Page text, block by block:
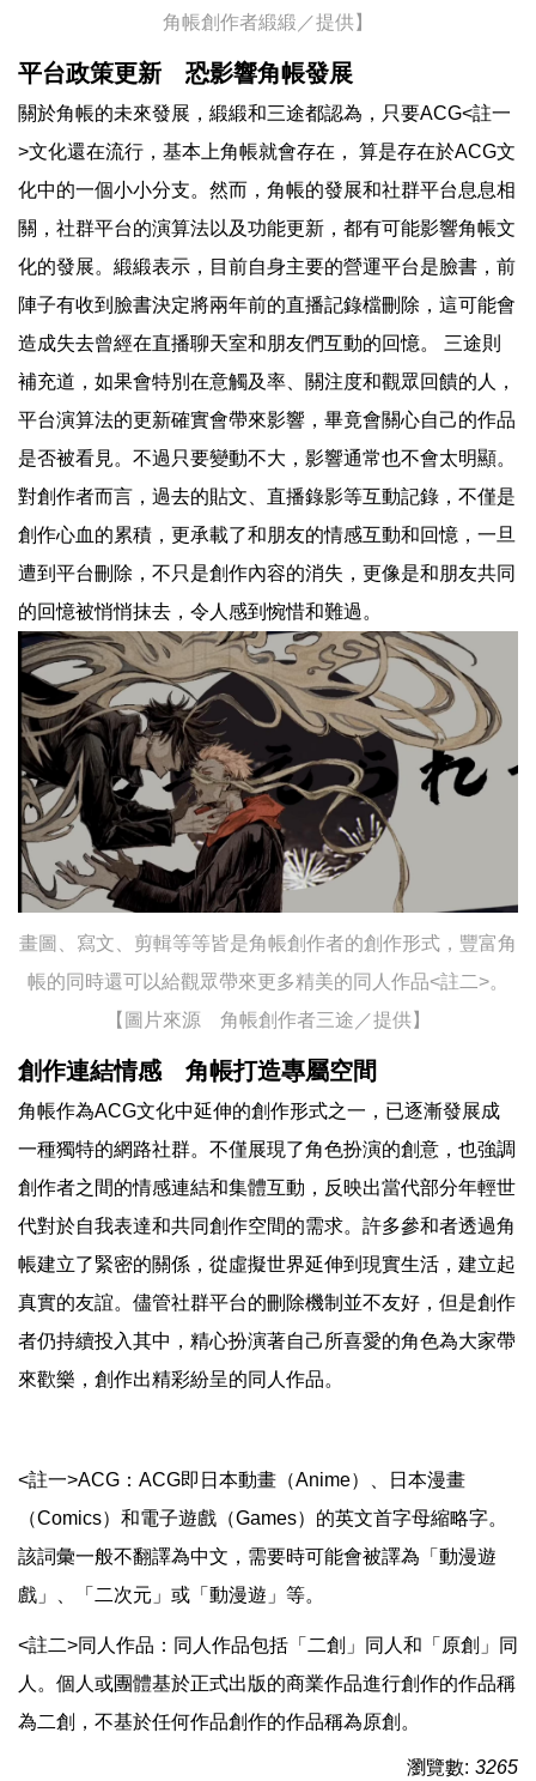
角帳創作者緞緞／提供】
平台政策更新 恐影響角帳發展
關於角帳的未來發展，緞緞和三途都認為，只要ACG<註一
>文化還在流行，基本上角帳就會存在， 算是存在於ACG文
化中的一個小小分支。然而，角帳的發展和社群平台息息相
關，社群平台的演算法以及功能更新，都有可能影響角帳文
化的發展。緞緞表示，目前自身主要的營運平台是臉書，前
陣子有收到臉書決定將兩年前的直播記錄檔刪除，這可能會
造成失去曾經在直播聊天室和朋友們互動的回憶。 三途則
補充道，如果會特別在意觸及率、關注度和觀眾回饋的人，
平台演算法的更新確實會帶來影響，畢竟會關心自己的作品
是否被看見。不過只要變動不大，影響通常也不會太明顯。
對創作者而言，過去的貼文、直播錄影等互動記錄，不僅是
創作心血的累積，更承載了和朋友的情感互動和回憶，一旦
遭到平台刪除，不只是創作內容的消失，更像是和朋友共同
的回憶被悄悄抹去，令人感到惋惜和難過。
畫圖、寫文、剪輯等等皆是角帳創作者的創作形式，豐富角
帳的同時還可以給觀眾帶來更多精美的同人作品<註二>。
【圖片來源 角帳創作者三途／提供】
創作連結情感 角帳打造專屬空間
角帳作為ACG文化中延伸的創作形式之一，已逐漸發展成
一種獨特的網路社群。不僅展現了角色扮演的創意，也強調
創作者之間的情感連結和集體互動，反映出當代部分年輕世
代對於自我表達和共同創作空間的需求。許多參和者透過角
帳建立了緊密的關係，從虛擬世界延伸到現實生活，建立起
真實的友誼。儘管社群平台的刪除機制並不友好，但是創作
者仍持續投入其中，精心扮演著自己所喜愛的角色為大家帶
來歡樂，創作出精彩紛呈的同人作品。
<註一>ACG：ACG即日本動畫（Anime）、日本漫畫
（Comics）和電子遊戲（Games）的英文首字母縮略字。
該詞彙一般不翻譯為中文，需要時可能會被譯為「動漫遊
戲」、「二次元」或「動漫遊」等。
<註二>同人作品：同人作品包括「二創」同人和「原創」同
人。個人或團體基於正式出版的商業作品進行創作的作品稱
為二創，不基於任何作品創作的作品稱為原創。
瀏覽數: 3265